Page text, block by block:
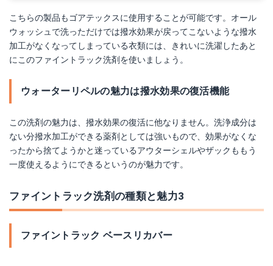
こちらの製品もゴアテックスに使用することが可能です。オール
ウォッシュで洗っただけでは撥水効果が戻ってこないような撥水
加工がなくなってしまっている衣類には、きれいに洗濯したあと
にこのファイントラック洗剤を使いましょう。
ウォーターリペルの魅力は撥水効果の復活機能
この洗剤の魅力は、撥水効果の復活に他なりません。洗浄成分は
ない分撥水加工ができる薬剤としては強いもので、効果がなくな
ったから捨てようかと迷っているアウターシェルやザックももう
一度使えるようにできるというのが魅力です。
ファイントラック洗剤の種類と魅力3
ファイントラック ベースリカバー